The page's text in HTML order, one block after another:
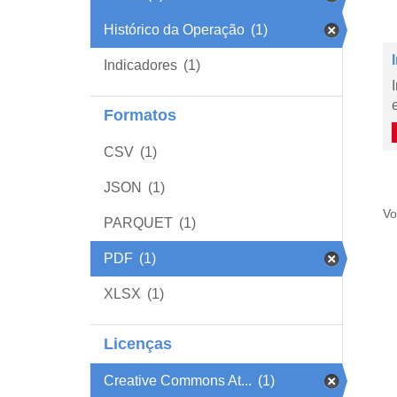
Histórico da Operação (1)
Indicadores (1)
Formatos
CSV (1)
JSON (1)
PARQUET (1)
PDF (1)
XLSX (1)
Licenças
Creative Commons At... (1)